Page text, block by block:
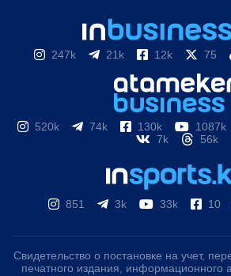
247k 21k 12k 75
520k 74k 130k 1087k
7k
56k
851 3k 33k 10
Свидетельство о постановке на учет,
печатного издания, информационного